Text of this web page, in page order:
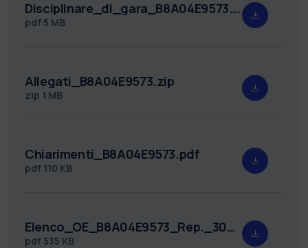
Disciplinare_di_gara_B8A04E9573.pdf
pdf 5 MB
Allegati_B8A04E9573.zip
zip 1 MB
Chiarimenti_B8A04E9573.pdf
pdf 110 KB
Elenco_OE_B8A04E9573_Rep._302.pdf
pdf 535 KB